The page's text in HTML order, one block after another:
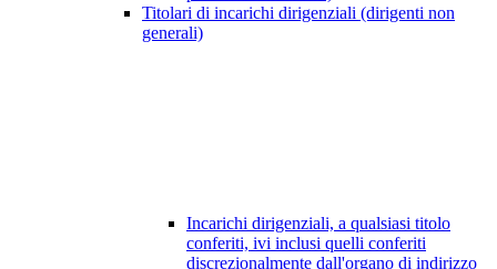
Titolari di incarichi dirigenziali (dirigenti non
generali)
Incarichi dirigenziali, a qualsiasi titolo
conferiti, ivi inclusi quelli conferiti
discrezionalmente dall'organo di indirizzo